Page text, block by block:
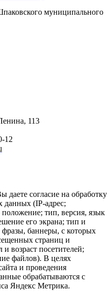
муниципального
113
12
даете согласие на обработку
данных (IP-адрес;
положение; тип, версия, язык
его экрана; тип и
баннеры, с которых
страниц и
возраст посетителей;
файлов). В целях
и проведения
обрабатываются с
Яндекс Метрика.